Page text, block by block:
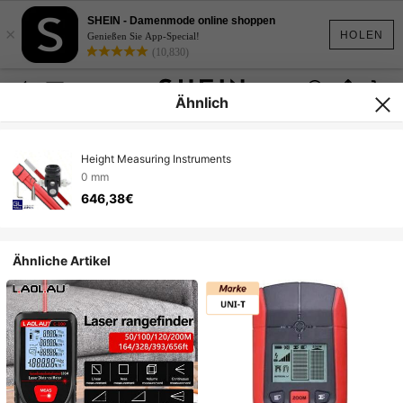
HOLEN
×
SHEIN - Damenmode online shoppen
Genießen Sie App-Special!
(10,830)
Ähnlich
Height Measuring Instruments
0 mm
646,38€
Ähnliche Artikel